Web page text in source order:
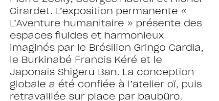
Girardet. L’exposition permanente «
L’Aventure humanitaire » présente des
espaces fluides et harmonieux
imaginés par le Brésilien Gringo Cardia,
le Burkinabé Francis Kéré et le
Japonais Shigeru Ban. La conception
globale a été confiée à l’atelier oï, puis
retravaillée sur place par baubüro.